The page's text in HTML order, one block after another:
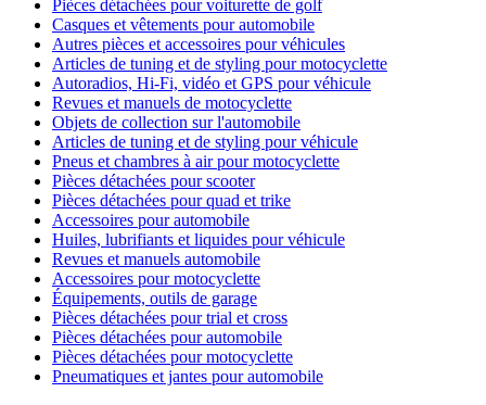
Pièces détachées pour voiturette de golf
Casques et vêtements pour automobile
Autres pièces et accessoires pour véhicules
Articles de tuning et de styling pour motocyclette
Autoradios, Hi-Fi, vidéo et GPS pour véhicule
Revues et manuels de motocyclette
Objets de collection sur l'automobile
Articles de tuning et de styling pour véhicule
Pneus et chambres à air pour motocyclette
Pièces détachées pour scooter
Pièces détachées pour quad et trike
Accessoires pour automobile
Huiles, lubrifiants et liquides pour véhicule
Revues et manuels automobile
Accessoires pour motocyclette
Équipements, outils de garage
Pièces détachées pour trial et cross
Pièces détachées pour automobile
Pièces détachées pour motocyclette
Pneumatiques et jantes pour automobile